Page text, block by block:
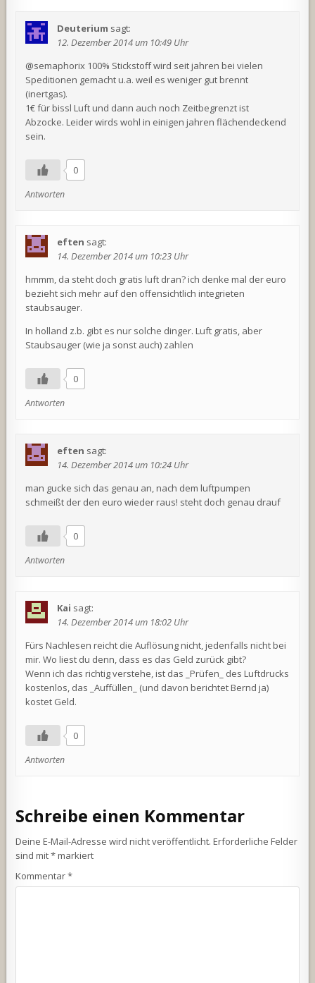
Deuterium sagt:
12. Dezember 2014 um 10:49 Uhr
@semaphorix 100% Stickstoff wird seit jahren bei vielen
Speditionen gemacht u.a. weil es weniger gut brennt
(inertgas).
1€ für bissl Luft und dann auch noch Zeitbegrenzt ist
Abzocke. Leider wirds wohl in einigen jahren flächendeckend
sein.
0
Antworten
eften sagt:
14. Dezember 2014 um 10:23 Uhr
hmmm, da steht doch gratis luft dran? ich denke mal der euro
bezieht sich mehr auf den offensichtlich integrieten
staubsauger.
In holland z.b. gibt es nur solche dinger. Luft gratis, aber
Staubsauger (wie ja sonst auch) zahlen
0
Antworten
eften sagt:
14. Dezember 2014 um 10:24 Uhr
man gucke sich das genau an, nach dem luftpumpen
schmeißt der den euro wieder raus! steht doch genau drauf
0
Antworten
Kai sagt:
14. Dezember 2014 um 18:02 Uhr
Fürs Nachlesen reicht die Auflösung nicht, jedenfalls nicht bei
mir. Wo liest du denn, dass es das Geld zurück gibt?
Wenn ich das richtig verstehe, ist das _Prüfen_ des Luftdrucks
kostenlos, das _Auffüllen_ (und davon berichtet Bernd ja)
kostet Geld.
0
Antworten
Schreibe einen Kommentar
Deine E-Mail-Adresse wird nicht veröffentlicht. Erforderliche Felder
sind mit*markiert
Kommentar*